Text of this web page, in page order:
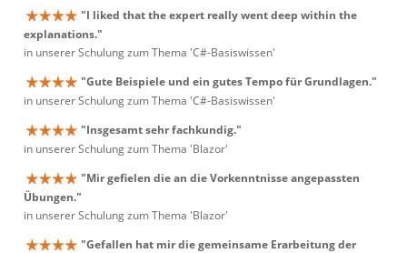
"I liked that the expert really went deep within the
explanations."
in unserer Schulung zum Thema 'C#-Basiswissen'
"Gute Beispiele und ein gutes Tempo für Grundlagen."
in unserer Schulung zum Thema 'C#-Basiswissen'
"Insgesamt sehr fachkundig."
in unserer Schulung zum Thema 'Blazor'
"Mir gefielen die an die Vorkenntnisse angepassten
Übungen."
in unserer Schulung zum Thema 'Blazor'
"Gefallen hat mir die gemeinsame Erarbeitung der